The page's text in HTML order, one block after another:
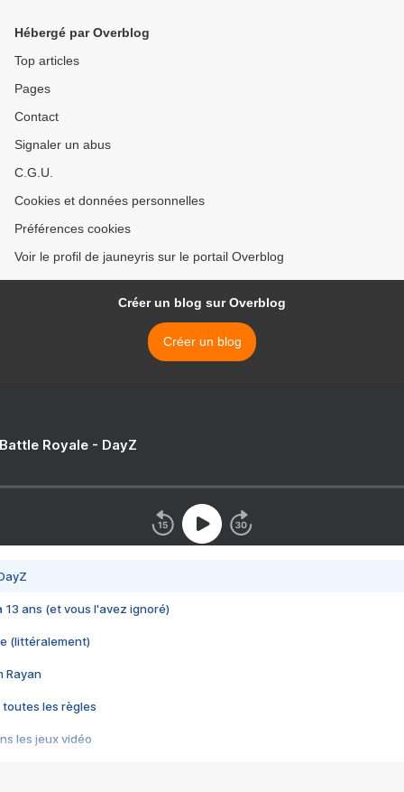
Hébergé par Overblog
Top articles
Pages
Contact
Signaler un abus
C.G.U.
Cookies et données personnelles
Préférences cookies
Voir le profil de jauneyris sur le portail Overblog
Créer un blog sur Overblog
Créer un blog
Royale - DayZ
13 ans (et vous l'avez ignoré)
(littéralement)
Rayan
toutes les règles
les jeux vidéo